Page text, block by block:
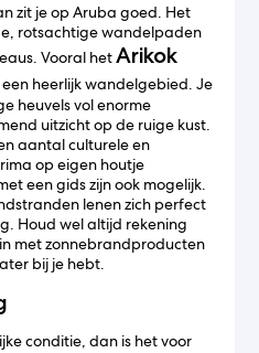
zit je op Aruba goed. Het
rotsachtige wandelpaden
Vooral hetArikok
een heerlijk wandelgebied. Je
heuvels vol enorme
uitzicht op de ruige kust.
aantal culturele en
op eigen houtje
een gids zijn ook mogelijk.
lenen zich perfect
Houd wel altijd rekening
met zonnebrandproducten
bij je hebt.
conditie, dan is het voor